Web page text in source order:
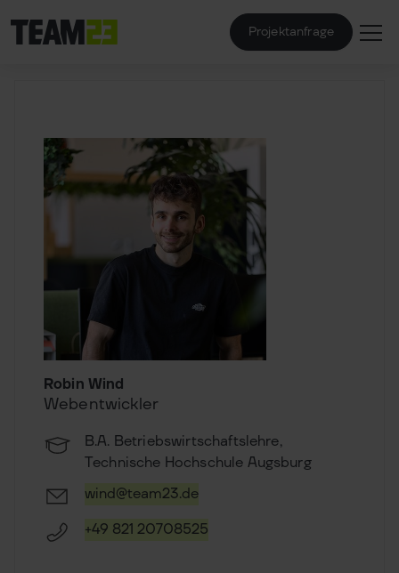
Projektanfrage
Robin Wind
Webentwickler
B.A. Betriebswirtschaftslehre,
Technische Hochschule Augsburg
wind@team23.de
+49 821 20708525